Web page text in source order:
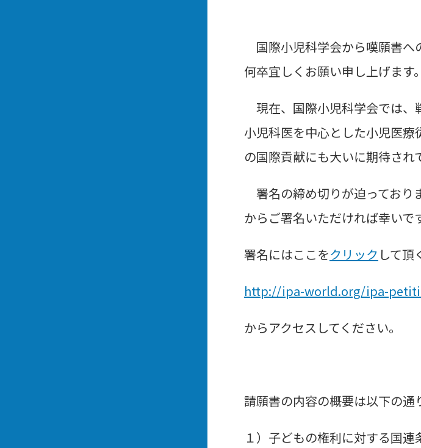
国際小児科学会から嘆願書へ
何卒宜しくお願い申し上げます。
現在、国際小児科学会では、
小児科医を中心とした小児医
の国際貢献にも大いに期待され
署名の締め切りが迫っており
からご署名いただければ幸いで
署名にはここをクリック して頂
http://ipa-world.org/ipa-
からアクセスしてください。
請願書の内容の概要は以下の通
１）子どもの権利に対する国